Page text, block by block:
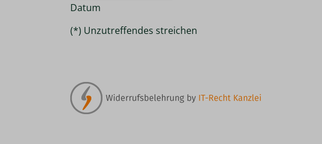
Datum
(*) Unzutreffendes streichen